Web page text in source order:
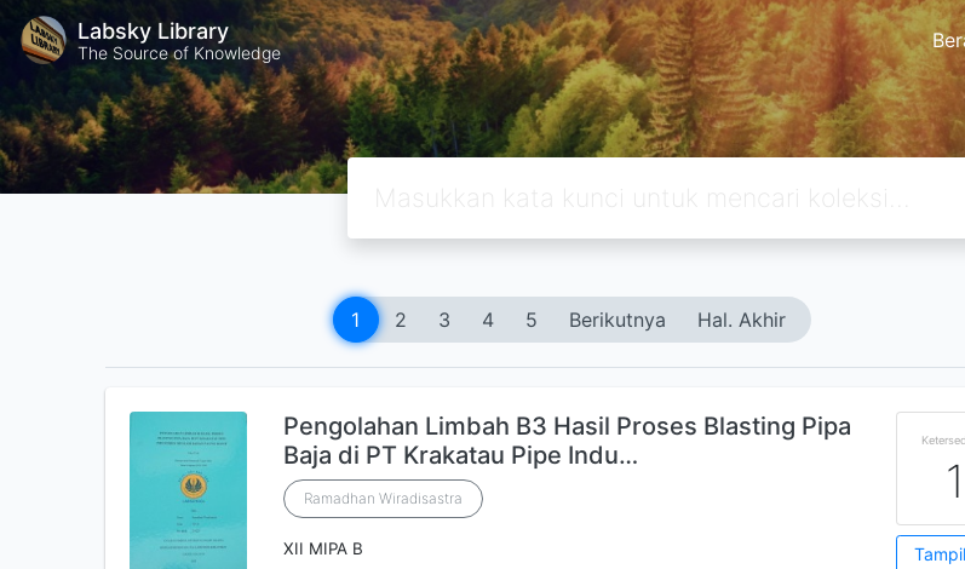
Labsky Library
The Source of Knowledge
1 2 3 4 5 Berikutnya Hal. Akhir
Pengolahan Limbah B3 Hasil Proses Blasting Pipa
Baja di PT Krakatau Pipe Indu…
Ramadhan Wiradisastra
XII MIPA B
1